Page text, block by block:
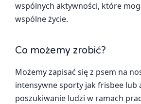
wspólnych aktywności, które
wspólne życie.
Co możemy zrobić?
Możemy zapisać się z psem na
intensywne sporty jak frisbee lub
poszukiwanie ludzi w ramach